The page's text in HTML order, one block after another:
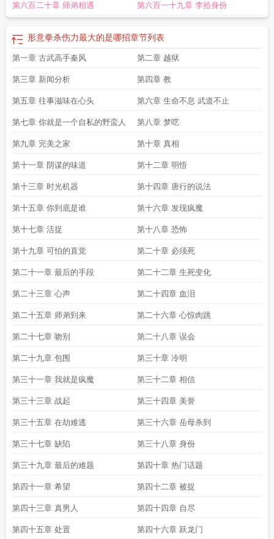
第六百二十章 师弟相遇 第六百一十九章 李拾身份
形意拳杀伤力最大的是哪招章节列表
第一章 古武高手秦风 第二章 越狱
第三章 新闻分析 第四章 教
第五章 往事滋味在心头 第六章 生命不息 武道不止
第七章 你就是一个自私的野蛮人 第八章 梦呓
第九章 完美之家 第十章 真相
第十一章 阴谋的味道 第十二章 明悟
第十三章 时光机器 第十四章 唐行的说法
第十五章 你到底是谁 第十六章 发现疯魔
第十七章 活捉 第十八章 恐怖
第十九章 可怕的直觉 第二十章 必须死
第二十一章 最后的手段 第二十二章 生死变化
第二十三章 心声 第二十四章 血泪
第二十五章 师弟到来 第二十六章 心惊肉跳
第二十七章 吻别 第二十八章 误会
第二十九章 包围 第三十章 冷明
第三十一章 我就是疯魔 第三十二章 相信
第三十三章 战起 第三十四章 美誉
第三十五章 在劫难逃 第三十六章 岳母杀到
第三十七章 缺陷 第三十八章 身份
第三十九章 最后的难题 第四十章 热门话题
第四十一章 希望 第四十二章 被捉
第四十三章 真男人 第四十四章 自尽
第四十五章 处置 第四十六章 跃龙门